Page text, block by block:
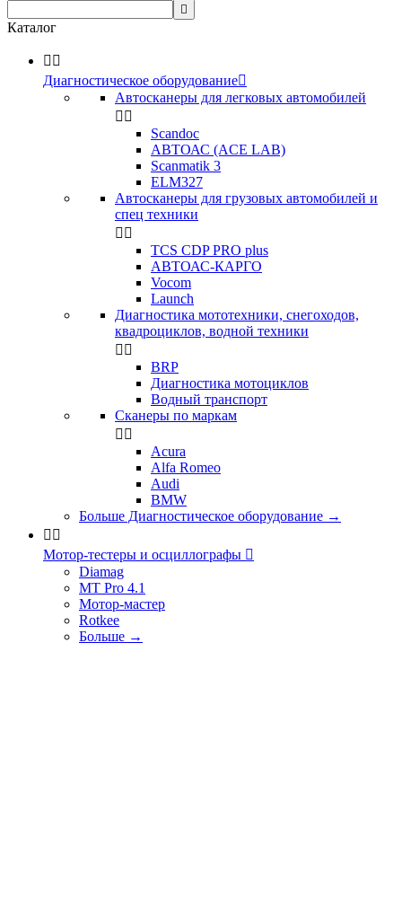

Каталог
 
Диагностическое оборудование
Автосканеры для легковых автомобилей
 
Scandoc
АВТОАС (ACE LAB)
Scanmatik 3
ELM327
Автосканеры для грузовых автомобилей и
спец техники
 
TCS CDP PRO plus
АВТОАС-КАРГО
Vocom
Launch
Диагностика мототехники, снегоходов,
квадроциклов, водной техники
 
BRP
Диагностика мотоциклов
Водный транспорт
Сканеры по маркам
 
Acura
Alfa Romeo
Audi
BMW
Больше Диагностическое оборудование →
 
Мотор-тестеры и осциллографы 
Diamag
MT Pro 4.1
Мотор-мастер
Rotkee
Больше →